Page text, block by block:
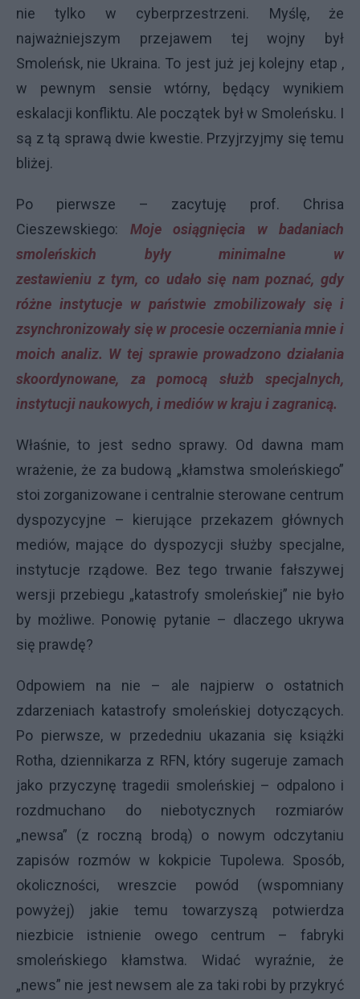
nie tylko w cyberprzestrzeni. Myślę, że
najważniejszym przejawem tej wojny był
Smoleńsk, nie Ukraina. To jest już jej kolejny etap ,
w pewnym sensie wtórny, będący wynikiem
eskalacji konfliktu. Ale początek był w Smoleńsku. I
są z tą sprawą dwie kwestie. Przyjrzyjmy się temu
bliżej.
Po pierwsze – zacytuję prof. Chrisa
Cieszewskiego: Moje osiągnięcia w badaniach
smoleńskich były minimalne w
zestawieniu z tym, co udało się nam poznać, gdy
różne instytucje w państwie zmobilizowały się i
zsynchronizowały się w procesie oczerniania mnie i
moich analiz. W tej sprawie prowadzono działania
skoordynowane, za pomocą służb specjalnych,
instytucji naukowych, i mediów w kraju i zagranicą.
Właśnie, to jest sedno sprawy. Od dawna mam
wrażenie, że za budową „kłamstwa smoleńskiego”
stoi zorganizowane i centralnie sterowane centrum
dyspozycyjne – kierujące przekazem głównych
mediów, mające do dyspozycji służby specjalne,
instytucje rządowe. Bez tego trwanie fałszywej
wersji przebiegu „katastrofy smoleńskiej” nie było
by możliwe. Ponowię pytanie – dlaczego ukrywa
się prawdę?
Odpowiem na nie – ale najpierw o ostatnich
zdarzeniach katastrofy smoleńskiej dotyczących.
Po pierwsze, w przededniu ukazania się książki
Rotha, dziennikarza z RFN, który sugeruje zamach
jako przyczynę tragedii smoleńskiej – odpalono i
rozdmuchano do niebotycznych rozmiarów
„newsa” (z roczną brodą) o nowym odczytaniu
zapisów rozmów w kokpicie Tupolewa. Sposób,
okoliczności, wreszcie powód (wspomniany
powyżej) jakie temu towarzyszą potwierdza
niezbicie istnienie owego centrum – fabryki
smoleńskiego kłamstwa. Widać wyraźnie, że
„news” nie jest newsem ale za taki robi by przykryć